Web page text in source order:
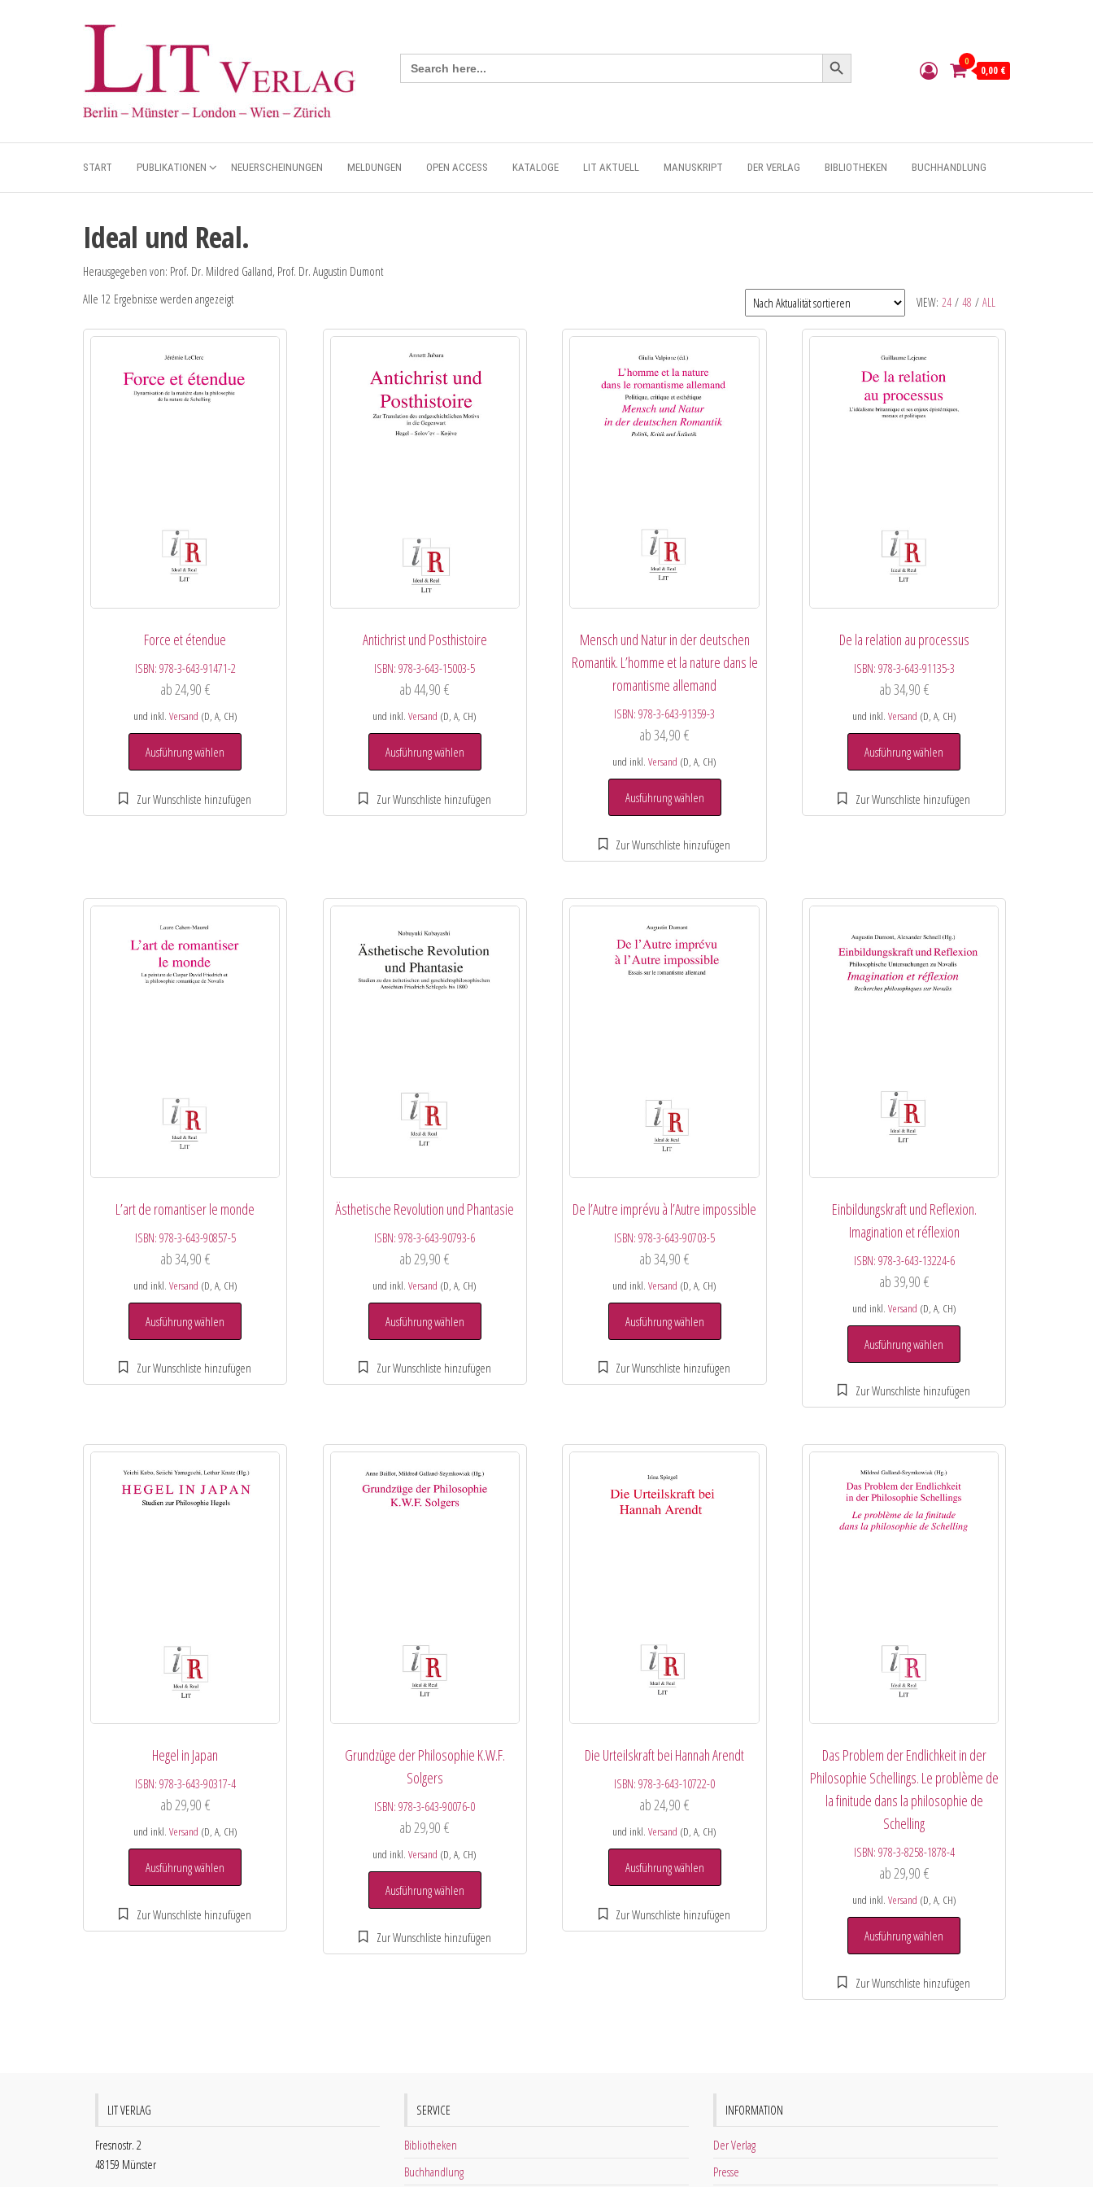
Search
for:
Search Button
0
0,00 €
START PUBLIKATIONEN NEUERSCHEINUNGEN MELDUNGEN OPEN ACCESS KATALOGE LIT AKTUELL MANUSKRIPT DER VERLAG BIBLIOTHEKEN BUCHHANDLUNG
Ideal und Real.
Herausgegeben von: Prof. Dr. Mildred Galland, Prof. Dr. Augustin Dumont
VIEW: 24 / 48 / ALL
Alle 12 Ergebnisse werden angezeigt
Force et étendue
ISBN: 978-3-643-91471-2
ab24,90 €
und inkl. Versand (D, A, CH)
Ausführung wählen
Antichrist und Posthistoire
ISBN:978-3-643-15003-5
ab44,90€
und inkl.Versand (D, A, CH)
Ausführung wählen
Mensch und Natur in der deutschen
Romantik. L’homme et la nature dans le
romantisme allemand
ISBN:978-3-643-91359-3
ab34,90€
und inkl.Versand (D, A, CH)
Ausführung wählen
De la relation au processus
ISBN: 978-3-643-91135-3
ab34,90 €
und inkl. Versand (D, A, CH)
Ausführung wählen
L’art de romantiser le monde
ISBN: 978-3-643-90857-5
ab34,90 €
und inkl. Versand (D, A, CH)
Ausführung wählen
Ästhetische Revolution und Phantasie
ISBN:978-3-643-90793-6
ab 29,90€
und inkl.Versand (D, A, CH)
Ausführung wählen
De l’Autre imprévu à l’Autre impossible
ISBN:978-3-643-90703-5
ab34,90€
und inkl.Versand (D, A, CH)
Ausführung wählen
Einbildungskraft und Reflexion.
Imagination et réflexion
ISBN: 978-3-643-13224-6
ab39,90 €
und inkl. Versand (D, A, CH)
Ausführung wählen
Hegel in Japan
ISBN: 978-3-643-90317-4
ab29,90 €
und inkl. Versand (D, A, CH)
Ausführung wählen
Grundzüge der Philosophie K.W.F.
Solgers
ISBN:978-3-643-90076-0
ab29,90€
und inkl.Versand (D, A, CH)
Ausführung wählen
Die Urteilskraft bei Hannah Arendt
ISBN:978-3-643-10722-0
ab24,90€
und inkl.Versand (D, A, CH)
Ausführung wählen
Das Problem der Endlichkeit in der
Philosophie Schellings. Le problème de
la finitude dans la philosophie de
Schelling
ISBN: 978-3-8258-1878-4
ab29,90 €
und inkl. Versand (D, A, CH)
Ausführung wählen
LIT VERLAG
Fresnostr. 2
48159 Münster
SERVICE
Bibliotheken
Buchhandlung
INFORMATION
Der Verlag
Presse